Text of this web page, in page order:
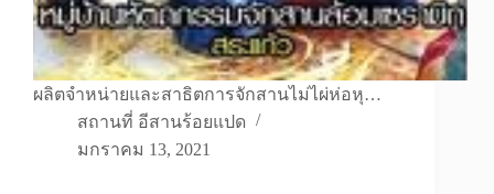
ผลิตจำหน่ายและสาธิตการจักสานไม่ไผ่ห่อหุ…
สถานที่ อีสานร้อยแปด
มกราคม 13, 2021